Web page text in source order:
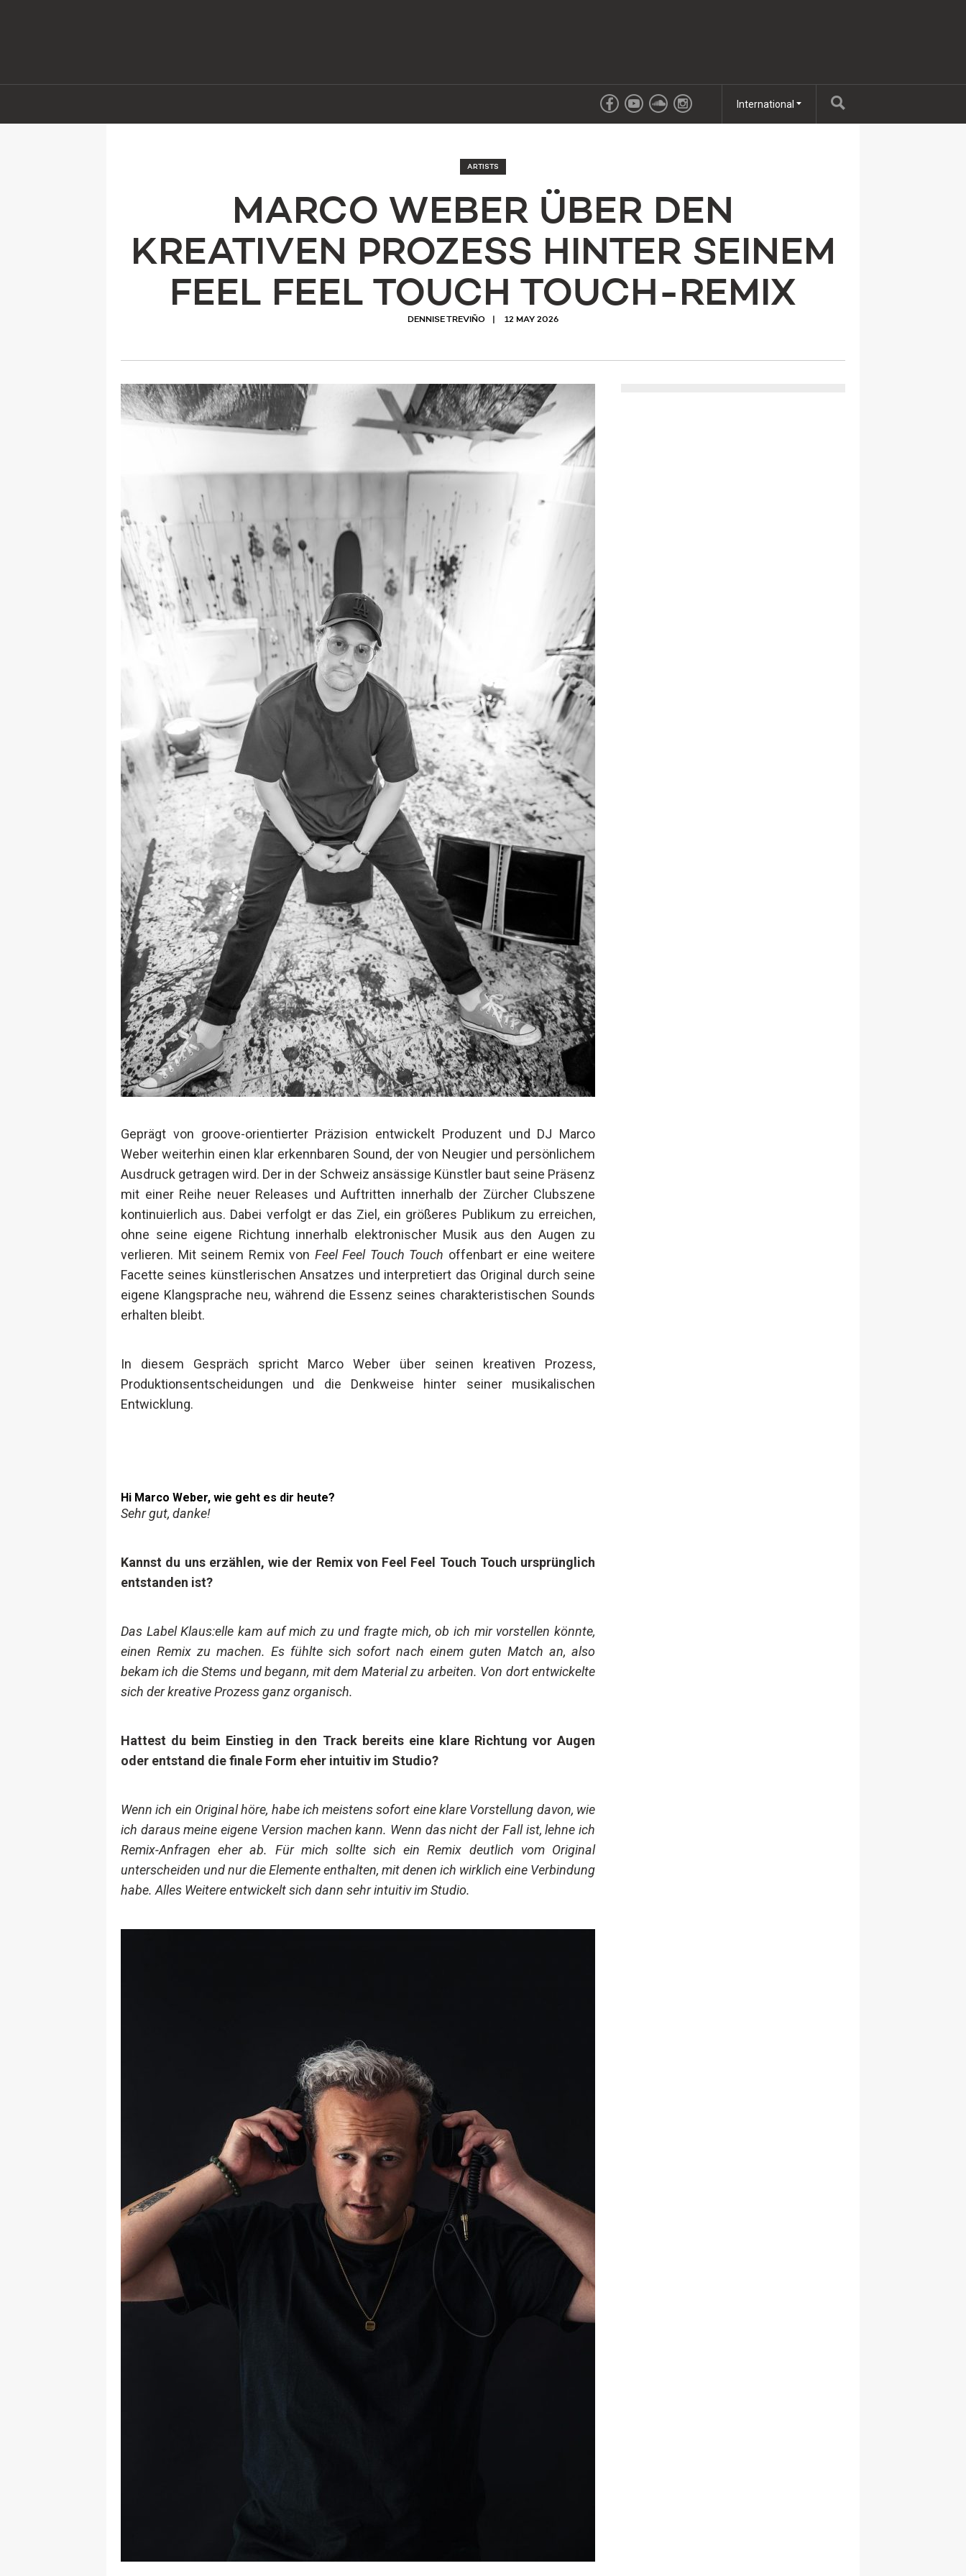
International
ARTISTS
MARCO WEBER ÜBER DEN
KREATIVEN PROZESS HINTER SEINEM
FEEL FEEL TOUCH TOUCH-REMIX
DENNISE TREVIÑO 12 MAY 2026
Geprägt von groove-orientierter Präzision entwickelt Produzent und DJ Marco
Weber weiterhin einen klar erkennbaren Sound, der von Neugier und persönlichem
Ausdruck getragen wird. Der in der Schweiz ansässige Künstler baut seine Präsenz
mit einer Reihe neuer Releases und Auftritten innerhalb der Zürcher Clubszene
kontinuierlich aus. Dabei verfolgt er das Ziel, ein größeres Publikum zu erreichen,
ohne seine eigene Richtung innerhalb elektronischer Musik aus den Augen zu
verlieren. Mit seinem Remix von Feel Feel Touch Touch offenbart er eine weitere
Facette seines künstlerischen Ansatzes und interpretiert das Original durch seine
eigene Klangsprache neu, während die Essenz seines charakteristischen Sounds
erhalten bleibt.
In diesem Gespräch spricht Marco Weber über seinen kreativen Prozess,
Produktionsentscheidungen und die Denkweise hinter seiner musikalischen
Entwicklung.
Hi Marco Weber, wie geht es dir heute?
Sehr gut, danke!
Kannst du uns erzählen, wie der Remix von Feel Feel Touch Touch ursprünglich
entstanden ist?
Das Label Klaus:elle kam auf mich zu und fragte mich, ob ich mir vorstellen könnte,
einen Remix zu machen. Es fühlte sich sofort nach einem guten Match an, also
bekam ich die Stems und begann, mit dem Material zu arbeiten. Von dort entwickelte
sich der kreative Prozess ganz organisch.
Hattest du beim Einstieg in den Track bereits eine klare Richtung vor Augen
oder entstand die finale Form eher intuitiv im Studio?
Wenn ich ein Original höre, habe ich meistens sofort eine klare Vorstellung davon, wie
ich daraus meine eigene Version machen kann. Wenn das nicht der Fall ist, lehne ich
Remix-Anfragen eher ab. Für mich sollte sich ein Remix deutlich vom Original
unterscheiden und nur die Elemente enthalten, mit denen ich wirklich eine Verbindung
habe. Alles Weitere entwickelt sich dann sehr intuitiv im Studio.